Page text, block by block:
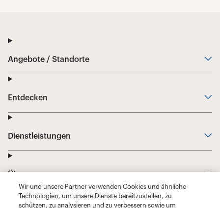
Wir und unsere Partner verwenden Cookies und ähnliche
Technologien, um unsere Dienste bereitzustellen, zu
schützen, zu analysieren und zu verbessern sowie um